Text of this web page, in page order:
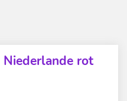
Niederlande rot